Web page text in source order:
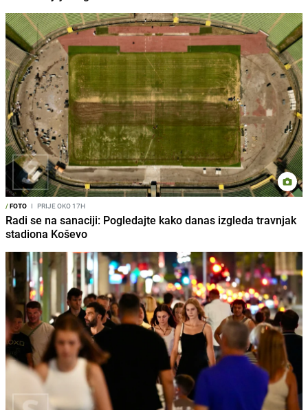
/FOTO I PRIJE OKO 17H
Radi se na sanaciji: Pogledajte kako danas izgleda travnjak
stadiona Koševo